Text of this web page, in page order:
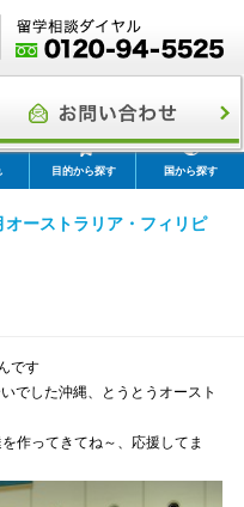
目的から探す 国から探す
ーストラリア・フィリピ
です
でした沖縄、とうとうオースト
作ってきてね～、応援してま